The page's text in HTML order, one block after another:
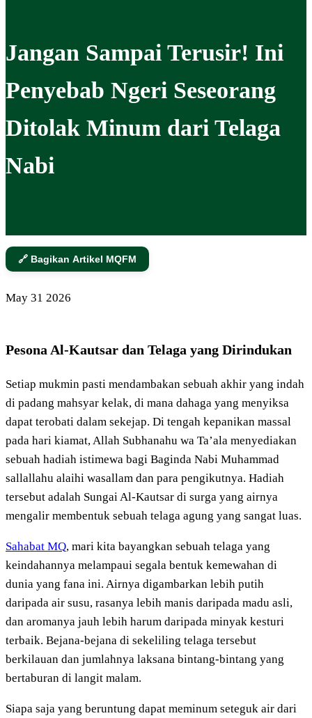
Jangan Sampai Terusir! Ini
Penyebab Ngeri Seseorang
Ditolak Minum dari Telaga
Nabi
🔗 Bagikan Artikel MQFM
May 31 2026
Pesona Al-Kautsar dan Telaga yang Dirindukan
Setiap mukmin pasti mendambakan sebuah akhir yang indah
di padang mahsyar kelak, di mana dahaga yang menyiksa
dapat terobati dalam sekejap. Di tengah kepanikan massal
pada hari kiamat, Allah Subhanahu wa Ta’ala menyediakan
sebuah hadiah istimewa bagi Baginda Nabi Muhammad
sallallahu alaihi wasallam dan para pengikutnya. Hadiah
tersebut adalah Sungai Al-Kautsar di surga yang airnya
mengalir membentuk sebuah telaga agung yang sangat luas.
Sahabat MQ, mari kita bayangkan sebuah telaga yang
keindahannya melampaui segala bentuk kemewahan di
dunia yang fana ini. Airnya digambarkan lebih putih
daripada air susu, rasanya lebih manis daripada madu asli,
dan aromanya jauh lebih harum daripada minyak kesturi
terbaik. Bejana-bejana di sekeliling telaga tersebut
berkilauan dan jumlahnya laksana bintang-bintang yang
bertaburan di langit malam.
Siapa saja yang beruntung dapat meminum seteguk air dari